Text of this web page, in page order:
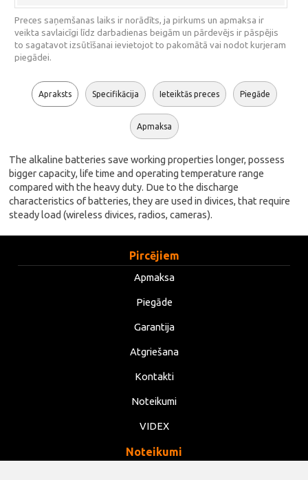
Preces saņemšanas laiks ir norādīts, ja pirkums un apmaksa ir
veikta savlaicīgi līdz darbadienas beigām un pārdevējs ir pāspējis
to sagatavot izsūtīšanai ievietojot to pakomātā vai nodot kurjeram
piegādei.
Apraksts Specifikācija Ieteiktās preces Piegāde
Apmaksa
The alkaline batteries save working properties longer, possess
bigger capacity, life time and operating temperature range
compared with the heavy duty. Due to the discharge
characteristics of batteries, they are used in divices, that require
steady load (wireless divices, radios, cameras).
Pircējiem
Apmaksa
Piegāde
Garantija
Atgriešana
Kontakti
Noteikumi
VIDEX
Noteikumi